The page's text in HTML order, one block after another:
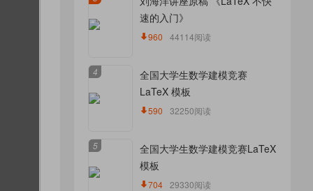
速的入门》
960 44114阅读
4
全国大学生数学建模竞赛
LaTeX 模板
590 32250阅读
5
全国大学生数学建模竞赛LaTeX
模板
704 29330阅读